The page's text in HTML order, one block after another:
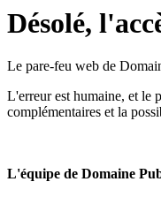
Désolé,
Le pare-feu web de
L'erreur est humaine, et le
complémentaires et la
L'équipe de Domaine